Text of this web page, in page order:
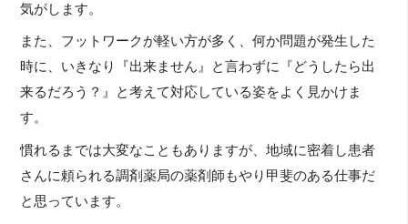
気がします。
また、フットワークが軽い方が多く、何か問題が発生した
時に、いきなり『出来ません』と言わずに『どうしたら出
来るだろう？』と考えて対応している姿をよく見かけま
す。
慣れるまでは大変なこともありますが、地域に密着し患者
さんに頼られる調剤薬局の薬剤師もやり甲斐のある仕事だ
と思っています。